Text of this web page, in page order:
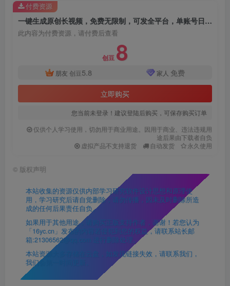
一键生成原创长视频，免费无限制，可发全平台，单账号日入2000+
此内容为付费资源，请付费后查看
创豆 8
朋友 创豆 5.8 家人 免费
立即购买
您当前未登录！建议登陆后购买，可保存购买订单
仅供个人学习使用，切勿用于商业用途。因用于商业、违法违规用
途后果由下载者自负
虚拟产品不支持退货
自动发货 永久使用
付费资源
© 版权声明
本站收集的资源仅供内部学习研究软件设计思想和原理使
用，学习研究后请自觉删除，请勿传播，因未及时删除所造
成的任何后果责任自负。
如果用于其他用途，请购买正版支持作者，谢谢！若您认为
「16yc.cn」发布的内容若侵犯到您的权益，请联系站长邮
箱:21306562@qq.com 进行删除处理。
本站资源大多存储在云盘，如发现链接失效，请联系我们，
我们会第一时间更新。